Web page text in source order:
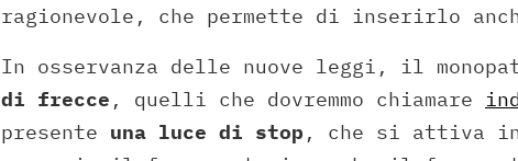
ragionevole, che permette di inserirlo
In osservanza delle nuove leggi, il
di frecce , quelli che dovremmo chiamare
presente una luce di stop , che si attiva in